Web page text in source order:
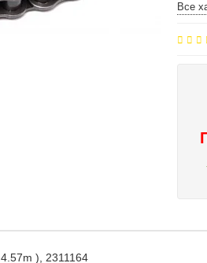
Все
), 2311164